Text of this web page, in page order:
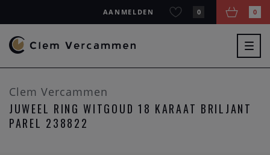
AANMELDEN 0 0
Clem Vercammen
JUWEEL RING WITGOUD 18 KARAAT BRILJANT
PAREL 238822